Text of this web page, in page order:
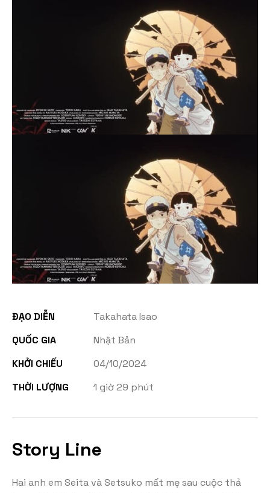
Hoạt hình
ĐẠO DIỄN
Takahata Isao
QUỐC GIA
Nhật Bản
KHỞI CHIẾU
04/10/2024
THỜI LƯỢNG
1 giờ 29 phút
Story Line
Hai anh em Seita và Setsuko mất mẹ sau cuộc thả